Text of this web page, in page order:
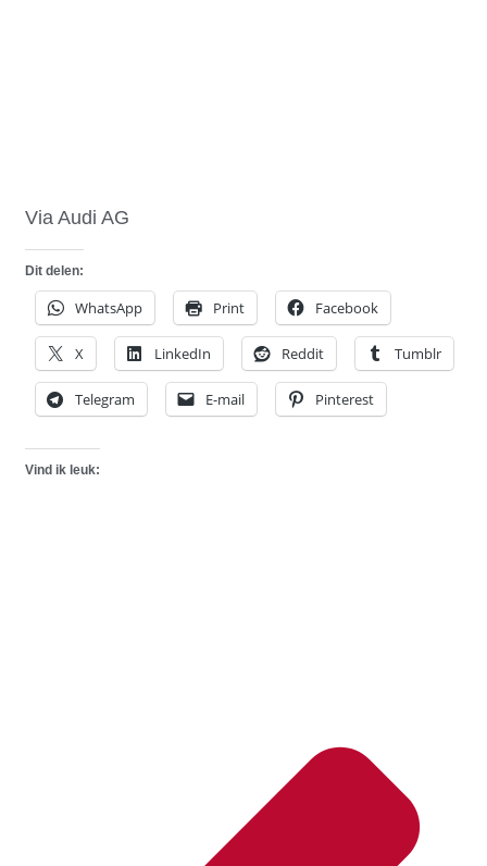
Via Audi AG
Dit delen:
WhatsApp Print Facebook
X LinkedIn Reddit Tumblr
Telegram E-mail Pinterest
Vind ik leuk: